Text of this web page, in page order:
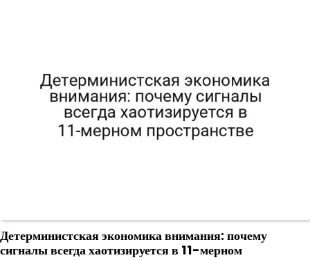
Детерминистская экономика внимания: почему
сигналы всегда хаотизируется в 11-мерном